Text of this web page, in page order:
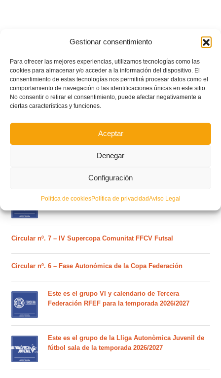
Gestionar consentimiento
Para ofrecer las mejores experiencias, utilizamos tecnologías como las
cookies para almacenar y/o acceder a la información del dispositivo. El
consentimiento de estas tecnologías nos permitirá procesar datos como el
comportamiento de navegación o las identificaciones únicas en este sitio.
No consentir o retirar el consentimiento, puede afectar negativamente a
ciertas características y funciones.
Aceptar
Denegar
Configuración
Política de cookiesPolítica de privacidadAviso Legal
Estos son los dos grupos y calendarios de Lliga
Comunitat para la temporada 2026/2027
Circular nº. 7 – IV Supercopa Comunitat FFCV Futsal
Circular nº. 6 – Fase Autonómica de la Copa Federación
Este es el grupo VI y calendario de Tercera
Federación RFEF para la temporada 2026/2027
Este es el grupo de la Lliga Autonòmica Juvenil de
fútbol sala de la temporada 2026/2027